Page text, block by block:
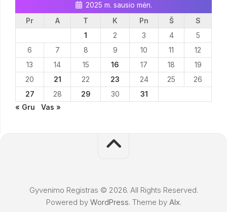
2025 m. sausio mėn.
Pr
A T K Pn Š
S
1
2 3 4
5
6
7 8 9 10 11
12
13
14 15 16 17 18
19
20
21 22 23 24 25
26
27
28 29 30
31
« Gru
Vas »
Gyvenimo Registras © 2026. All Rights Reserved.
Powered by WordPress. Theme by Alx.